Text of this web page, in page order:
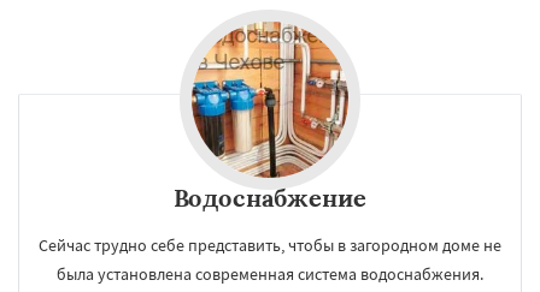
Водоснабжение
Сейчас трудно себе представить, чтобы в загородном доме не
была установлена современная система водоснабжения.